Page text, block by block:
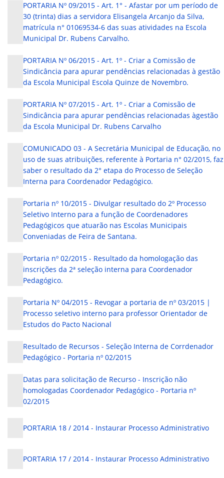
PORTARIA Nº 09/2015 - Art. 1° - Afastar por um período de
30 (trinta) dias a servidora Elisangela Arcanjo da Silva,
matrícula n° 01069534-6 das suas atividades na Escola
Municipal Dr. Rubens Carvalho.
PORTARIA Nº 06/2015 - Art. 1º - Criar a Comissão de
Sindicância para apurar pendências relacionadas à gestão
da Escola Municipal Escola Quinze de Novembro.
PORTARIA Nº 07/2015 - Art. 1º - Criar a Comissão de
Sindicância para apurar pendências relacionadas àgestão
da Escola Municipal Dr. Rubens Carvalho
COMUNICADO 03 - A Secretária Municipal de Educação, no
uso de suas atribuições, referente à Portaria n° 02/2015, faz
saber o resultado da 2° etapa do Processo de Seleção
Interna para Coordenador Pedagógico.
Portaria nº 10/2015 - Divulgar resultado do 2º Processo
Seletivo Interno para a função de Coordenadores
Pedagógicos que atuarão nas Escolas Municipais
Conveniadas de Feira de Santana.
Portaria nº 02/2015 - Resultado da homologação das
inscrições da 2ª seleção interna para Coordenador
Pedagógico.
Portaria Nº 04/2015 - Revogar a portaria de nº 03/2015 |
Processo seletivo interno para professor Orientador de
Estudos do Pacto Nacional
Resultado de Recursos - Seleção Interna de Corrdenador
Pedagógico - Portaria nº 02/2015
Datas para solicitação de Recurso - Inscrição não
homologadas Coordenador Pedagógico - Portaria nº
02/2015
PORTARIA 18 / 2014 - Instaurar Processo Administrativo
PORTARIA 17 / 2014 - Instaurar Processo Administrativo